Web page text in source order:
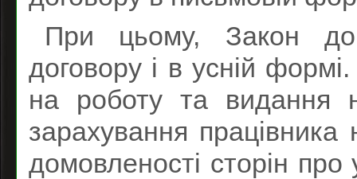
При цьому, Закон
договору і в усній
на роботу та видання
зарахування працівника
домовленості сторін